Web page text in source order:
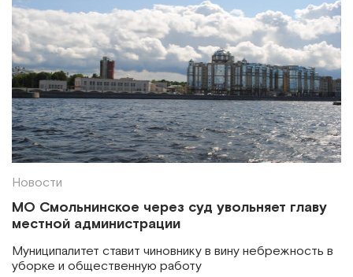
Новости
МО Смольнинское через суд увольняет главу
местной администрации
Муниципалитет ставит чиновнику в вину небрежность в
уборке и общественную работу